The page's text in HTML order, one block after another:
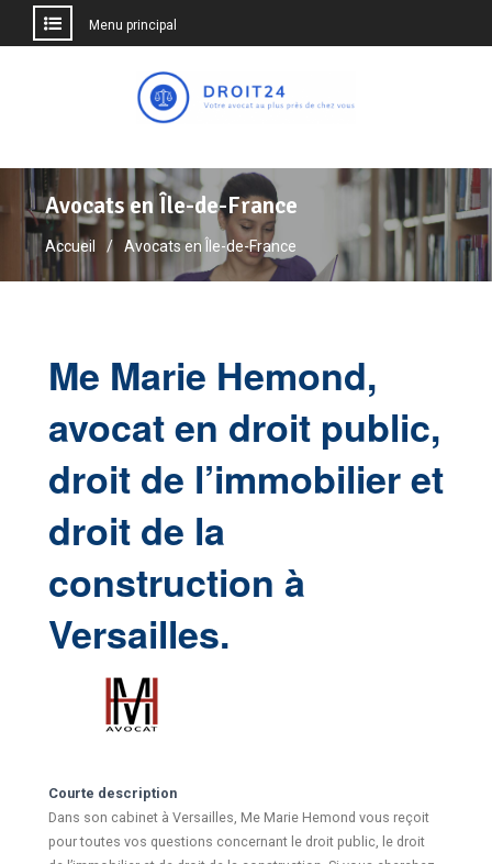
Menu principal
Avocats en Île-de-France
Accueil Avocats en Île-de-France
Me Marie Hemond,
avocat en droit public,
droit de l’immobilier et
droit de la
construction à
Versailles.
Courte description
Dans son cabinet à Versailles, Me Marie Hemond vous reçoit
pour toutes vos questions concernant le droit public, le droit